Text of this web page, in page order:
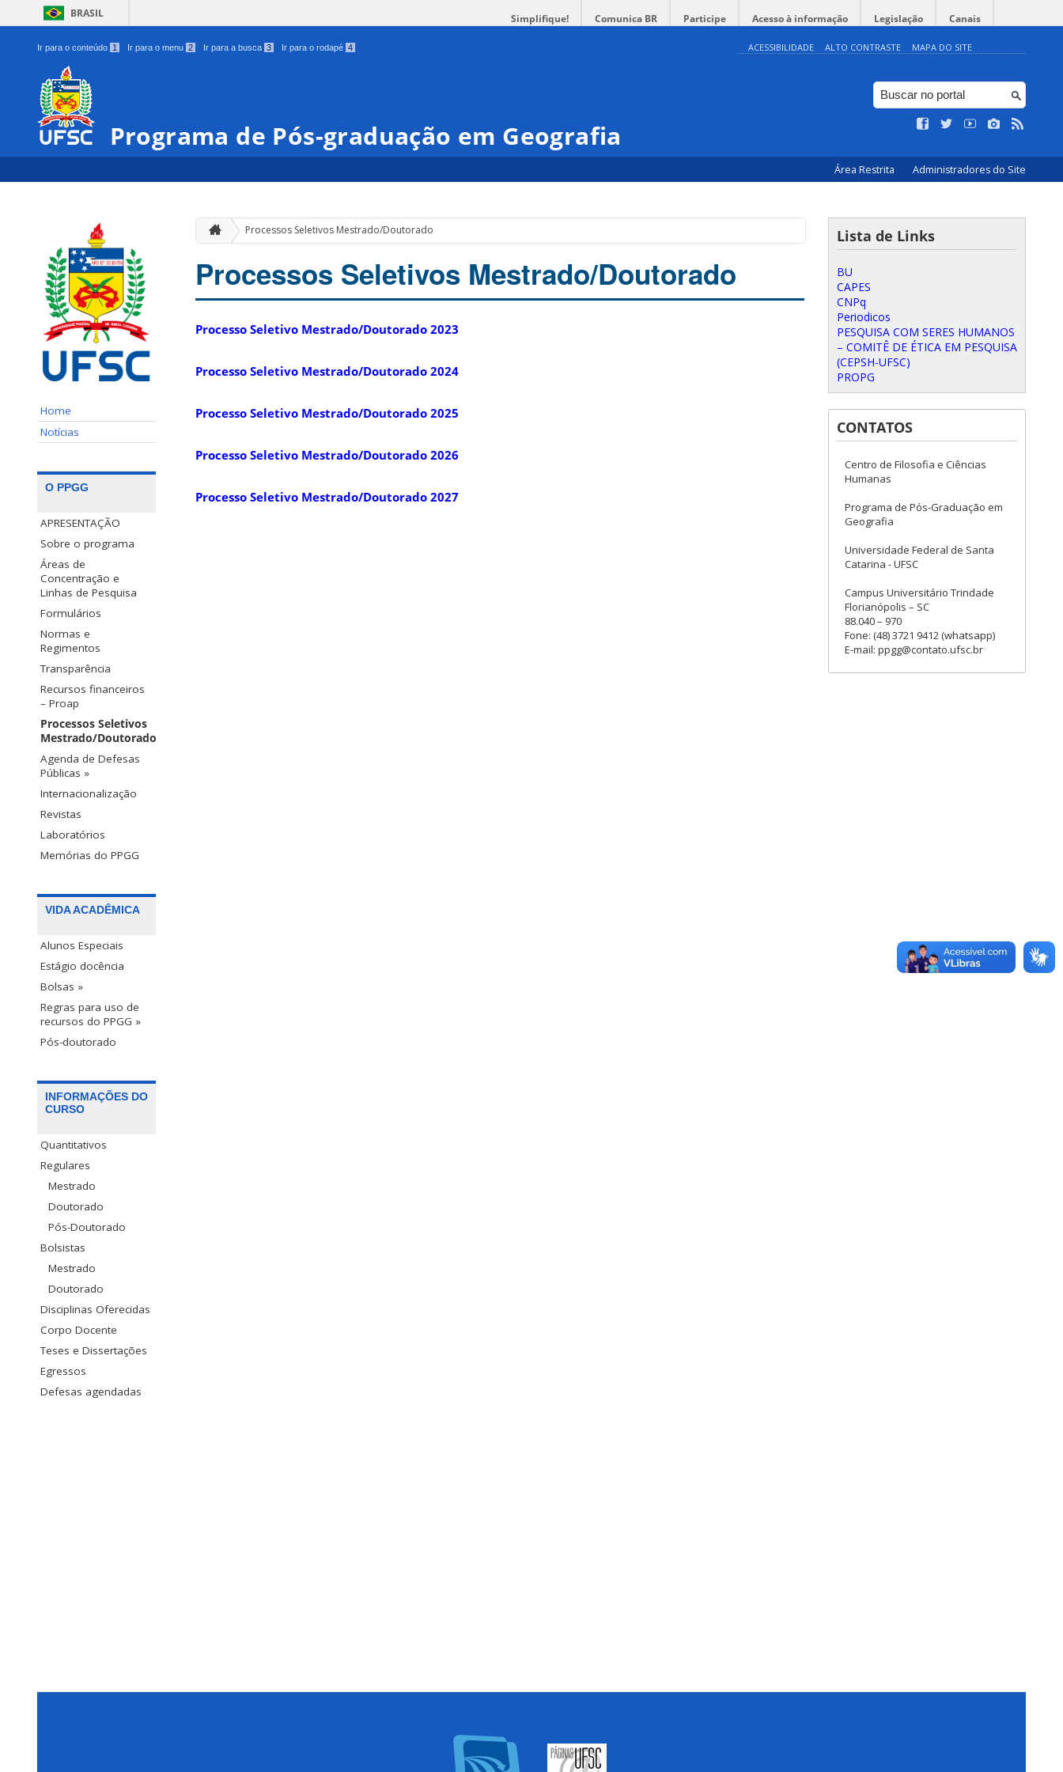
BRASIL Simplifique! Comunica BR Participe Acesso à informação Legislação Canais
Ir para o conteúdo 1 Ir para o menu 2 Ir para a busca 3 Ir para o rodapé 4 ACESSIBILIDADE ALTO CONTRASTE MAPA DO SITE
Programa de Pós-graduação em Geografia
Área Restrita Administradores do Site
Home
Notícias
O PPGG
APRESENTAÇÃO
Sobre o programa
Áreas de
Concentração e
Linhas de Pesquisa
Formulários
Normas e
Regimentos
Transparência
Recursos financeiros
– Proap
Processos Seletivos
Mestrado/Doutorado
Agenda de Defesas
Públicas »
Internacionalização
Revistas
Laboratórios
Memórias do PPGG
VIDA ACADÊMICA
Alunos Especiais
Estágio docência
Bolsas »
Regras para uso de
recursos do PPGG »
Pós-doutorado
INFORMAÇÕES DO
CURSO
Quantitativos
Regulares
Mestrado
Doutorado
Pós-Doutorado
Bolsistas
Mestrado
Doutorado
Disciplinas Oferecidas
Corpo Docente
Teses e Dissertações
Egressos
Defesas agendadas
Processos Seletivos Mestrado/Doutorado
Processos Seletivos Mestrado/Doutorado
Processo Seletivo Mestrado/Doutorado 2023
Processo Seletivo Mestrado/Doutorado 2024
Processo Seletivo Mestrado/Doutorado 2025
Processo Seletivo Mestrado/Doutorado 2026
Processo Seletivo Mestrado/Doutorado 2027
Lista de Links
BU
CAPES
CNPq
Periodicos
PESQUISA COM SERES HUMANOS
– COMITÊ DE ÉTICA EM PESQUISA
(CEPSH-UFSC)
PROPG
CONTATOS
Centro de Filosofia e Ciências
Humanas
Programa de Pós-Graduação em
Geografia
Universidade Federal de Santa
Catarina - UFSC
Campus Universitário Trindade
Florianópolis – SC
88.040 – 970
Fone: (48) 3721 9412 (whatsapp)
E-mail: ppgg@contato.ufsc.br